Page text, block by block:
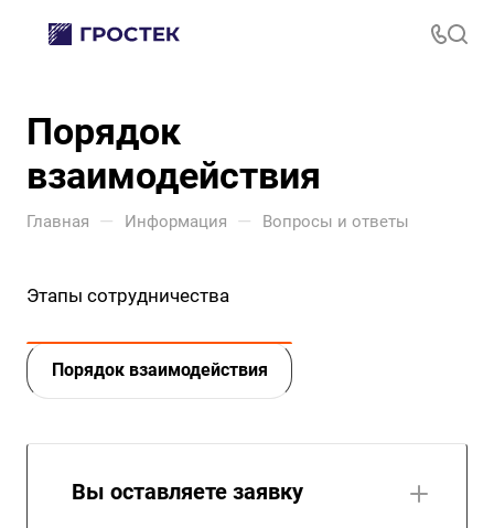
Порядок
взаимодействия
Главная — Информация — Вопросы и ответы
Этапы сотрудничества
Порядок взаимодействия
Вы оставляете заявку